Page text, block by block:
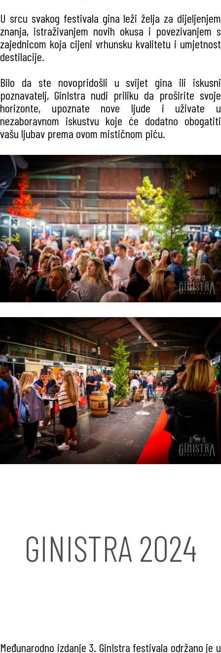
U srcu svakog festivala gina leži želja za dijeljenjem
znanja, istraživanjem novih okusa i povezivanjem s
zajednicom koja cijeni vrhunsku kvalitetu i umjetnost
destilacije.
Bilo da ste novopridošli u svijet gina ili iskusni
poznavatelj, GinIstra nudi priliku da proširite svoje
horizonte, upoznate nove ljude i uživate u
nezaboravnom iskustvu koje će dodatno obogatiti
vašu ljubav prema ovom mističnom piću.
GINISTRA 2024
Međunarodno izdanje 3. GinIstra festivala održano je u